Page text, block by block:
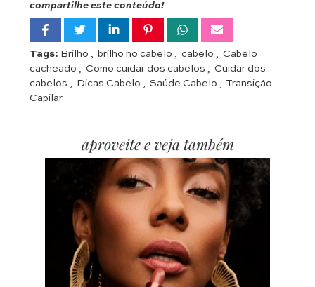
compartilhe este conteúdo!
Tags: Brilho brilho no cabelo cabelo
Cabelo
cacheado
Como cuidar dos cabelos
Cuidar dos
cabelos
Dicas Cabelo Saúde Cabelo
Transição
Capilar
aproveite e veja também